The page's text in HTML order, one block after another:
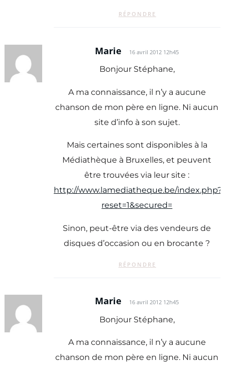
RÉPONDRE
Marie 16 avril 2012 12h45
Bonjour Stéphane,
A ma connaissance, il n’y a aucune
chanson de mon père en ligne. Ni aucun
site d’info à son sujet.
Mais certaines sont disponibles à la
Médiathèque à Bruxelles, et peuvent
être trouvées via leur site :
http://www.lamediatheque.be/index.php?
reset=1&secured=
Sinon, peut-être via des vendeurs de
disques d’occasion ou en brocante ?
RÉPONDRE
Marie 16 avril 2012 12h45
Bonjour Stéphane,
A ma connaissance, il n’y a aucune
chanson de mon père en ligne. Ni aucun